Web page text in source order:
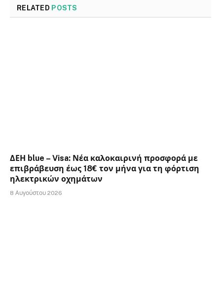
RELATED POSTS
ΔΕΗ blue – Visa: Νέα καλοκαιρινή προσφορά με
επιβράβευση έως 18€ τον μήνα για τη φόρτιση
ηλεκτρικών οχημάτων
8 Αυγούστου 2026